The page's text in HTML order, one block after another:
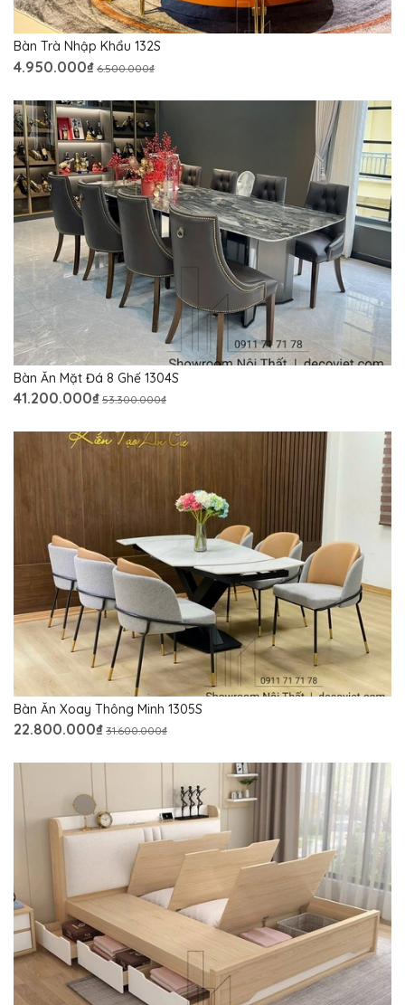
Bàn Trà Nhập Khẩu 132S
4.950.000₫ 6.500.000₫
Bàn Ăn Mặt Đá 8 Ghế 1304S
41.200.000₫ 53.300.000₫
Bàn Ăn Xoay Thông Minh 1305S
22.800.000₫ 31.600.000₫